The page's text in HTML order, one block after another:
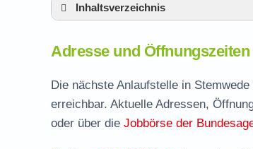
Inhaltsverzeichnis
Leistungen der
Termin vereinbaren und
Jobcenter Minden-Lübbecke –
Stellenangebote und Jobbörse
Adresse und
Die nächste Anlaufstelle in
erreichbar. Aktuelle Adressen,
oder über die Jobbörse der